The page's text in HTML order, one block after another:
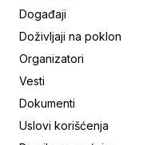
Događaji
Doživljaji na poklon
Organizatori
Vesti
Dokumenti
Uslovi korišćenja